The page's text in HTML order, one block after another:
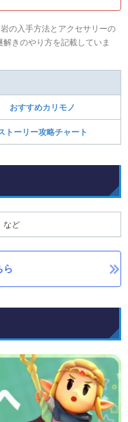
の入手方法とアクセサリーの
きのやり方を記載していま
おすすめカリモノ
トーリー攻略チャート
など
ら